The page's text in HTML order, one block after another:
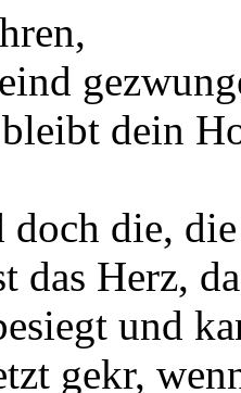
dein
doch die,
das Herz,
und
gekr,